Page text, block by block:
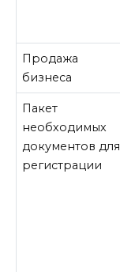
Продажа
бизнеса
Пакет
необходимых
документов для
регистрации